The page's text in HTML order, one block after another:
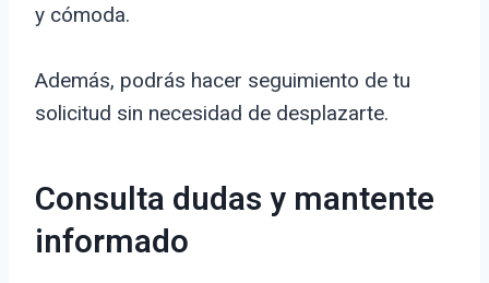
y cómoda.
Además, podrás hacer seguimiento de tu
solicitud sin necesidad de desplazarte.
Consulta dudas y mantente
informado